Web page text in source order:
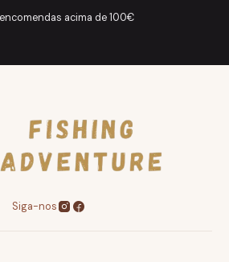
acima de 100€
Siga-nos